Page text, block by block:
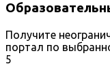
Получите
портал по
5